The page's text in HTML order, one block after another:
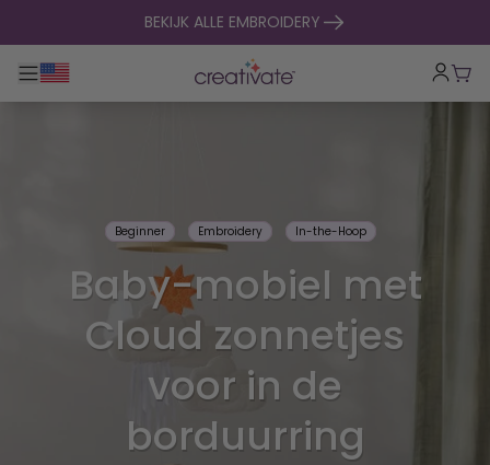
naar inhoud gaanBEKIJK ALLE EMBROIDERY
Toggle hoofdnavigatie
Beginner Embroidery In-the-Hoop
Baby-mobiel met
Cloud zonnetjes
voor in de
borduurring